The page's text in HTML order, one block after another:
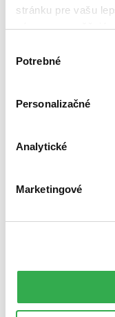
stránku pre vašu
nám zas umožňujú
nám pomohlo, keby
súhlasu
Potrebné
Personalizačné
Analytické
Marketingové
Top hodnotené
Novinky
Najvyššia zľava